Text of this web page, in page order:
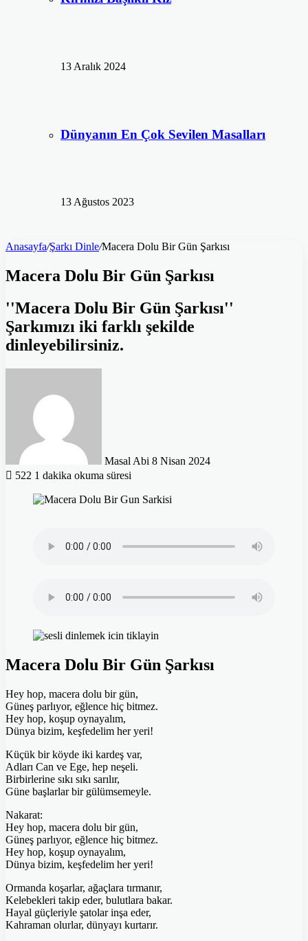
13 Aralık 2024
Dünyanın En Çok Sevilen Masalları
13 Ağustos 2023
Anasayfa/Şarkı Dinle/Macera Dolu Bir Gün Şarkısı
Macera Dolu Bir Gün Şarkısı
''Macera Dolu Bir Gün Şarkısı''
Şarkımızı iki farklı şekilde
dinleyebilirsiniz.
Masal Abi 8 Nisan 2024
522 1 dakika okuma süresi
Macera Dolu Bir Gün Şarkısı
Hey hop, macera dolu bir gün,
Güneş parlıyor, eğlence hiç bitmez.
Hey hop, koşup oynayalım,
Dünya bizim, keşfedelim her yeri!
Küçük bir köyde iki kardeş var,
Adları Can ve Ege, hep neşeli.
Birbirlerine sıkı sıkı sarılır,
Güne başlarlar bir gülümsemeyle.
Nakarat:
Hey hop, macera dolu bir gün,
Güneş parlıyor, eğlence hiç bitmez.
Hey hop, koşup oynayalım,
Dünya bizim, keşfedelim her yeri!
Ormanda koşarlar, ağaçlara tırmanır,
Kelebekleri takip eder, bulutlara bakar.
Hayal güçleriyle şatolar inşa eder,
Kahraman olurlar, dünyayı kurtarır.